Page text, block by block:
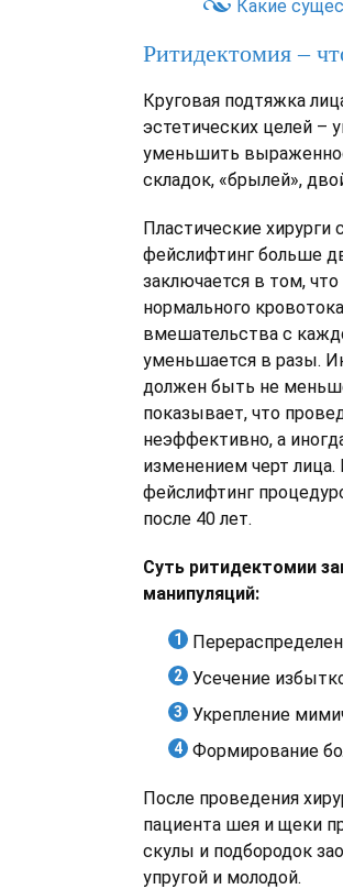
Какие
Ритидектомия –
Круговая подтяжка
эстетических целей –
уменьшить
складок, «брылей»,
Пластические хирурги
фейслифтинг больше
заключается в том,
нормального
вмешательства с
уменьшается в разы.
должен быть не
показывает, что
неэффективно, а
изменением черт
фейслифтинг
после 40 лет.
Суть ритидектомии
манипуляций:
Усечение
Укрепление
Формирование
После проведения
пациента шея и щеки
скулы и подбородок
упругой и молодой.